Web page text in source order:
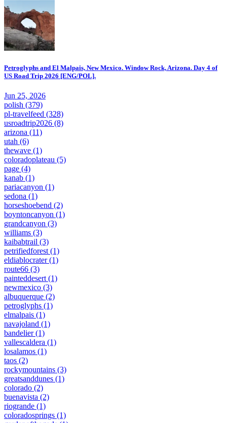
Petroglyphs and El Malpais, New Mexico. Window Rock, Arizona. Day 4 of
US Road Trip 2026 [ENG/POL].
Jun 25, 2026
polish (379)
pl-travelfeed (328)
usroadtrip2026 (8)
arizona (11)
utah (6)
thewave (1)
coloradoplateau (5)
page (4)
kanab (1)
pariacanyon (1)
sedona (1)
horseshoebend (2)
boyntoncanyon (1)
grandcanyon (3)
williams (3)
kaibabtrail (3)
petrifiedforest (1)
eldiablocrater(1)
route66 (3)
painteddesert (1)
newmexico (3)
albuquerque (2)
petroglyphs (1)
elmalpais (1)
navajoland (1)
bandelier(1)
vallescaldera (1)
losalamos (1)
taos (2)
rockymountains (3)
greatsanddunes (1)
colorado (2)
buenavista (2)
riogrande (1)
coloradosprings (1)